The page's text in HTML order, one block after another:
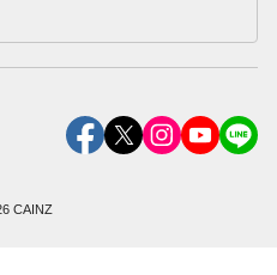
CAINZ